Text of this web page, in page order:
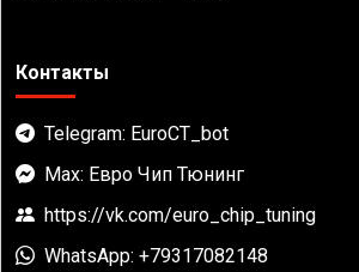
Контакты
Telegram: EuroCT_bot
Max: Евро Чип Тюнинг
https://vk.com/euro_chip_tuning
WhatsApp: +79317082148